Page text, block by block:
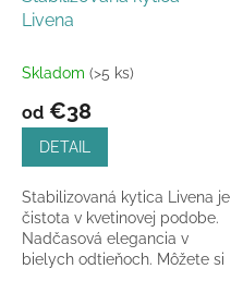
Livena
Skladom (>5 ks)
od €38
DETAIL
Stabilizovaná kytica Livena je
čistota v kvetinovej podobe.
Nadčasová elegancia v
bielych odtieňoch. Môžete si